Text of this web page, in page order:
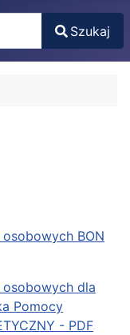
for results.
Szukaj
BON
dla
Pomocy
- PDF